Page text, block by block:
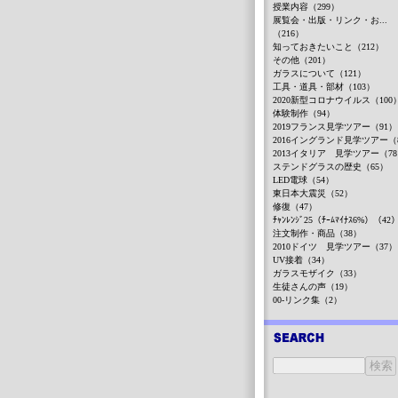
授業内容（299）
展覧会・出版・リンク・お...
（216）
知っておきたいこと（212）
その他（201）
ガラスについて（121）
工具・道具・部材（103）
2020新型コロナウイルス（100）
体験制作（94）
2019フランス見学ツアー（91）
2016イングランド見学ツアー（
2013イタリア 見学ツアー（78
ステンドグラスの歴史（65）
LED電球（54）
東日本大震災（52）
修復（47）
ﾁｬﾝﾚﾝｼﾞ25（ﾁｰﾑﾏｲﾅｽ6%）（42）
注文制作・商品（38）
2010ドイツ 見学ツアー（37）
UV接着（34）
ガラスモザイク（33）
生徒さんの声（19）
00-リンク集（2）